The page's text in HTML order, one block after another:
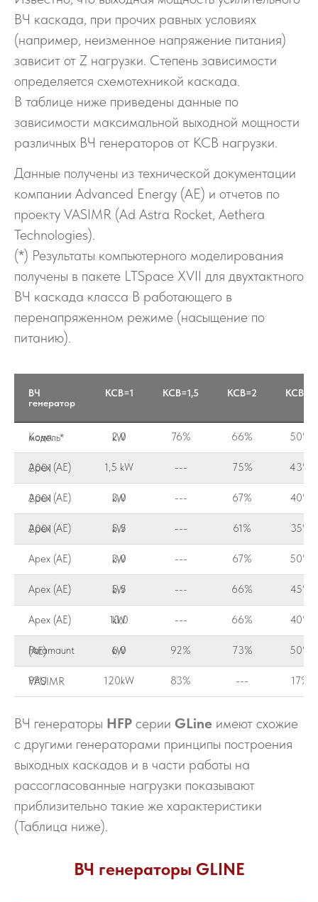
ВЧ каскада, при прочих равных условиях
(например, неизменное напряжение питания)
зависит от Z нагрузки. Степень зависимости
определяется схемотехникой каскада.
В таблице ниже приведены данные по
зависимости максимальной выходной мощности
различных ВЧ генераторов от КСВ нагрузки.
Данные получены из технической документации
компании Advanced Energy (AE) и отчетов по
проекту VASIMR (Ad Astra Rocket, Aethera
Technologies).
(*) Результаты компьютерного моделирования
получены в пакете LTSpace XVII для двухтактного
ВЧ каскада класса В работающего в
перенапряженном режиме (насыщение по
питанию).
ВЧ
генератор
КСВ=1 КСВ=1,5 КСВ=2 КСВ=3
Комп. модель* 2,0 kW 76% 66% 50%
Apex (AE) 2001 1,5 kW --- 75% 43%
Apex (AE) 2001 3,0 kW --- 67% 40%
Apex (AE) 2001 5,5 kW --- 61% 35%
Apex (AE) 3,0 kW --- 67% 50%
Apex (AE) 5,5 kW --- 66% 45%
Apex (AE) 10,0 kW --- 66% 40%
Paramaunt (AE) 6,0 kW 92% 73% 50%
PPU VASIMR 120kW 83% --- 17%
ВЧ генераторы HFP серии GLine имеют схожие
с другими генераторами принципы построения
выходных каскадов и в части работы на
рассогласованные нагрузки показывают
приблизительно такие же характеристики
(Таблица ниже).
ВЧ генераторы GLINE